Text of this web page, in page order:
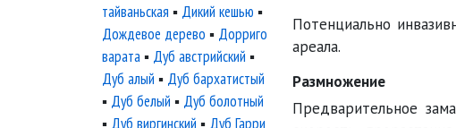
Потенциально
ареала.
Размножение
Предварительное
тайваньская ▪ Дикий кешью ▪
Дождевое дерево ▪ Дорриго
варата ▪ Дуб австрийский ▪
Дуб алый ▪ Дуб бархатистый
▪ Дуб белый ▪ Дуб болотный
▪ Дуб виргинский ▪ Дуб Гарри